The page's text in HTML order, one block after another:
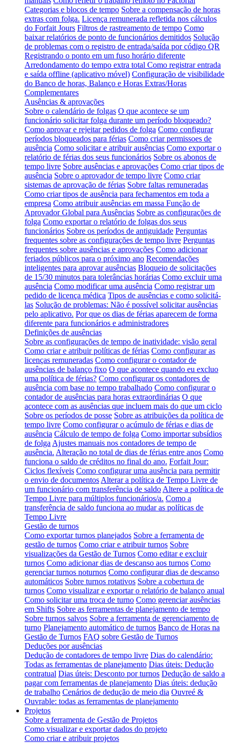
Categorias e blocos de tempo Sobre a compensação de horas
extras com folga. Licença remunerada refletida nos cálculos
do Forfait Jours Filtros de rastreamento de tempo Como
baixar relatórios de ponto de funcionários demitidos Solução
de problemas com o registro de entrada/saída por código QR
Registrando o ponto em um fuso horário diferente
Arredondamento do tempo extra total Como registrar entrada
e saída offline (aplicativo móvel) Configuração de visibilidade
do Banco de horas, Balanço e Horas Extras/Horas
Complementares
Ausências & aprovações
Sobre o calendário de folgas O que acontece se um
funcionário solicitar folga durante um período bloqueado?
Como aprovar e rejeitar pedidos de folga Como configurar
períodos bloqueados para férias Como criar permissoes de
ausência Como solicitar e atribuir ausências Como exportar o
relatório de férias dos seus funcionários Sobre os abonos de
tempo livre Sobre ausências e aprovações Como criar tipos de
ausência Sobre o aprovador de tempo livre Como criar
sistemas de aprovação de férias Sobre faltas remuneradas
Como criar tipos de ausência para fechamentos em toda a
empresa Como atribuir ausências em massa Função de
Aprovador Global para Ausências Sobre as configurações de
folga Como exportar o relatório de folgas dos seus
funcionários Sobre os períodos de antiguidade Perguntas
frequentes sobre as configurações de tempo livre Perguntas
frequentes sobre ausências e aprovações Como adicionar
feriados públicos para o próximo ano Recomendações
inteligentes para aprovar ausências Bloqueio de solicitações
de 15/30 minutos para tolerâncias horárias Como excluir uma
ausência Como modificar uma ausência Como registrar um
pedido de licença médica Tipos de ausências e como solicitá-
las Solução de problemas: Não é possível solicitar ausências
pelo aplicativo. Por que os dias de férias aparecem de forma
diferente para funcionários e administradores
Definições de ausências
Sobre as configurações de tempo de inatividade: visão geral
Como criar e atribuir políticas de férias Como configurar as
licenças remuneradas Como configurar o contador de
ausências de balanço fixo O que acontece quando eu excluo
uma política de férias? Como configurar os contadores de
ausência com base no tempo trabalhado Como configurar o
contador de ausências para horas extraordinárias O que
acontece com as ausências que incluem mais do que um ciclo
Sobre os períodos de posse Sobre as atribuições da política de
tempo livre Como configurar o acúmulo de férias e dias de
ausência Cálculo de tempo de folga Como importar subsídios
de folga Ajustes manuais nos contadores de tempo de
ausência. Alteração no total de dias de férias entre anos Como
funciona o saldo de créditos no final do ano. Forfait Jour:
Ciclos flexíveis Como configurar uma ausência para permitir
o envio de documentos Alterar a política de Tempo Livre de
um funcionário com transferência de saldo Altere a política de
Tempo Livre para múltiplos funcionários/a. Como a
transferência de saldo funciona ao mudar as políticas de
Tempo Livre
Gestão de turnos
Como exportar turnos planejados Sobre a ferramenta de
gestão de turnos Como criar e atribuir turnos Sobre
visualizações da Gestão de Turnos Como editar e excluir
turnos Como adicionar dias de descanso aos turnos Como
gerenciar turnos noturnos Como configurar dias de descanso
automáticos Sobre turnos rotativos Sobre a cobertura de
turnos Como visualizar e exportar o relatório de balanço anual
Como solicitar uma troca de turno Como gerenciar ausências
em Shifts Sobre as ferramentas de planejamento de tempo
Sobre turnos salvos Sobre a ferramenta de gerenciamento de
turno Planejamento automático de turnos Banco de Horas na
Gestão de Turnos FAQ sobre Gestão de Turnos
Deduções por ausências
Dedução de contadores de tempo livre Dias do calendário:
Todas as ferramentas de planejamento Dias úteis: Dedução
contratual Dias úteis: Desconto por turnos Dedução de saldo a
pagar com ferramentas de planejamento Dias úteis: dedução
de trabalho Cenários de dedução de meio dia Ouvreé &
Ouvrable: todas as ferramentas de planejamento
Projetos
Sobre a ferramenta de Gestão de Projetos
Como visualizar e exportar dados do projeto
Como criar e atribuir projetos